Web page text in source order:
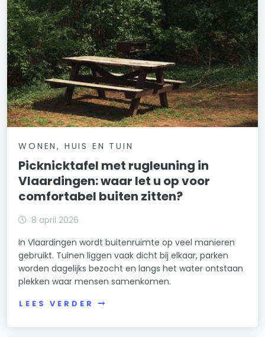
WONEN, HUIS EN TUIN
Picknicktafel met rugleuning in
Vlaardingen: waar let u op voor
comfortabel buiten zitten?
8 april 2026
In Vlaardingen wordt buitenruimte op veel manieren
gebruikt. Tuinen liggen vaak dicht bij elkaar, parken
worden dagelijks bezocht en langs het water ontstaan
plekken waar mensen samenkomen.
LEES VERDER